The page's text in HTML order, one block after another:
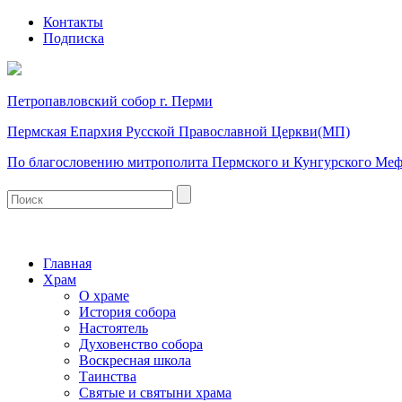
Контакты
Подписка
Петропавловский собор г. Перми
Пермская Епархия Русской Православной Церкви(МП)
По благословению митрополита Пермского и Кунгурского
Главная
Храм
О храме
История собора
Настоятель
Духовенство собора
Воскресная школа
Таинства
Святые и святыни храма